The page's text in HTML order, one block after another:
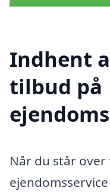
Indhent
tilbud på
Når du står